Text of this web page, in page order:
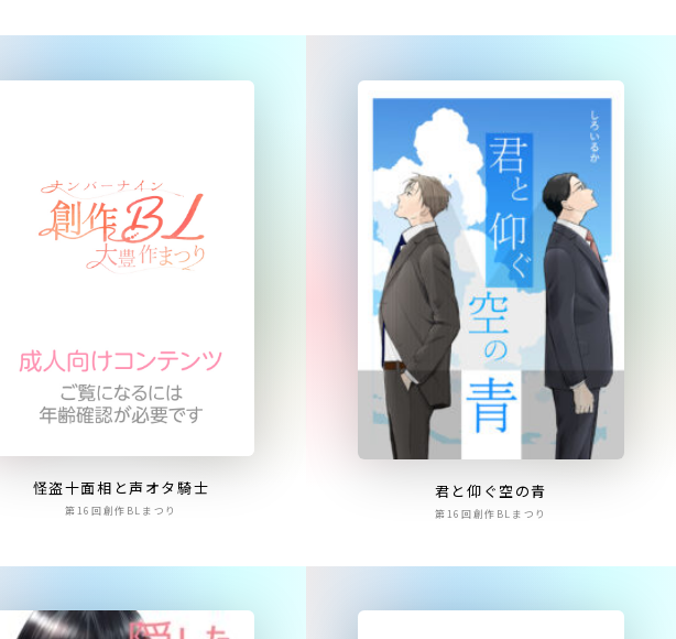
怪盗十面相と声オタ騎士
第16回創作BLまつり
君と仰ぐ空の青
第16回創作BLまつり